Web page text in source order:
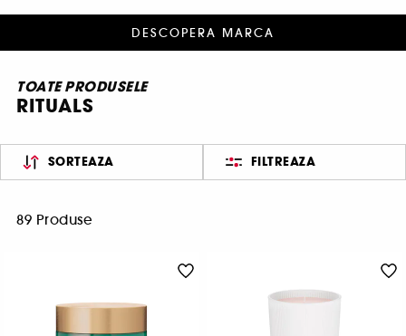
DESCOPERA MARCA
TOATE PRODUSELE
RITUALS
SORTEAZA FILTREAZA
89 Produse